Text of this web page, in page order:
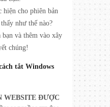
cho phiên bản
như thế nào?
và thêm vào xây
chúng!
tắt Windows
WEBSITE ĐƯỢC